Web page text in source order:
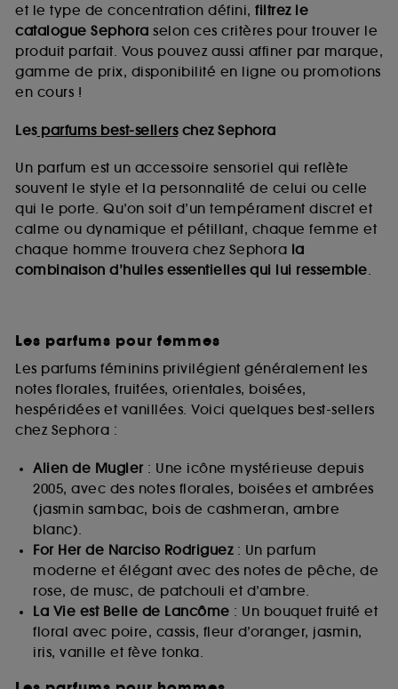
et le type de concentration défini, filtrez le
catalogue Sephora selon ces critères pour trouver le
produit parfait. Vous pouvez aussi affiner par marque,
gamme de prix, disponibilité en ligne ou promotions
en cours !
Lesparfums best-sellerschez Sephora
Un parfum est un accessoire sensoriel qui reflète
souvent le style et la personnalité de celui ou celle
qui le porte. Qu’on soit d’un tempérament discret et
calme ou dynamique et pétillant, chaque femme et
chaque homme trouvera chez Sephora la
combinaison d’huiles essentielles qui lui ressemble.
Les parfums pour femmes
Les parfums féminins privilégient généralement les
notes florales, fruitées, orientales, boisées,
hespéridées et vanillées. Voici quelques best-sellers
chez Sephora :
Alien de Mugler: Une icône mystérieuse depuis
2005, avec des notes florales, boisées et ambrées
(jasmin sambac, bois de cashmeran, ambre
blanc).
For Her de Narciso Rodriguez: Un parfum
moderne et élégant avec des notes de pêche, de
rose, de musc, de patchouli et d’ambre.
La Vie est Belle de Lancôme : Un bouquet fruité et
floral avec poire, cassis, fleur d’oranger, jasmin,
iris, vanille et fève tonka.